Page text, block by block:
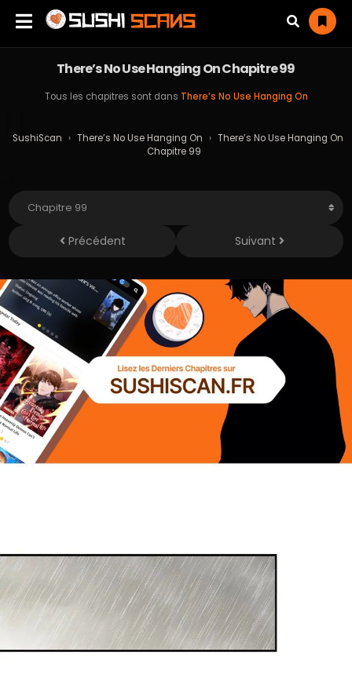
There’s No Use Hanging On Chapitre 99
Tous les chapitres sont dans There’s No Use Hanging On
SushiScan › There’s No Use Hanging On › There’s No Use Hanging On
Chapitre 99
Précédent Suivant